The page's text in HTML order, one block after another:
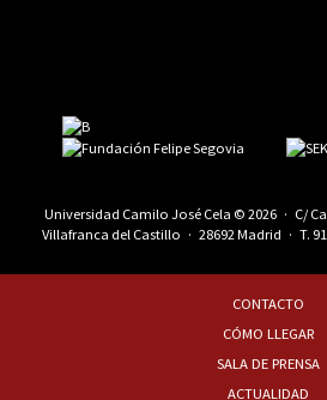
Universidad Camilo José Cela © 2026 · C/
Villafranca del Castillo · 28692 Madrid · T.
CONTACTO
CÓMO LLEGAR
SALA DE PRENSA
ACTUALIDAD